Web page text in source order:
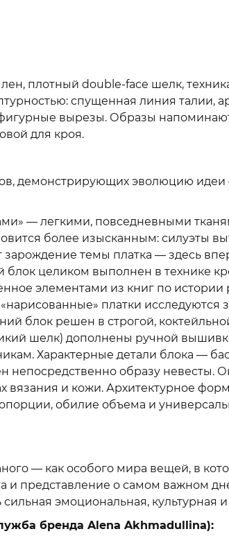
плотный double-face шелк,
спущенная линия талии,
вырезы. Образы напоминают
для кроя.
демонстрирующих эволюцию идеи
— легкими, повседневными
более изысканным: силуэты
зарождение темы платка — здесь
целиком выполнен в технике
элементами из книг по истории
платки исследуются
блок решен в строгой,
шелк) дополнены ручной
Характерные детали блока —
образу невесты.
вязания и кожи. Архитектурное
обилие объема и
— как особого мира вещей, в
и представление о самом важном
эмоциональная, культурная
бренда Alena Akhmadullina):